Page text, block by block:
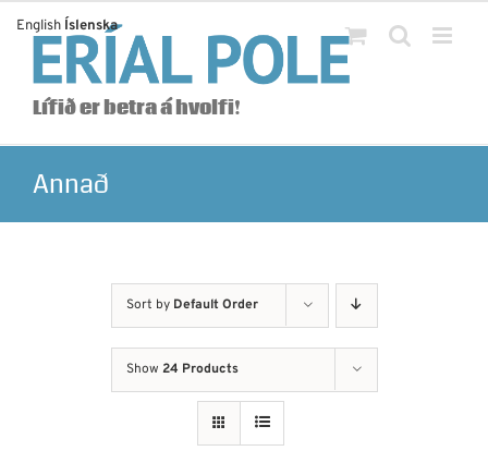
content
Lífið er betra á hvolfi!
Annað
Sort by Default Order
Show 24 Products
English Íslenska